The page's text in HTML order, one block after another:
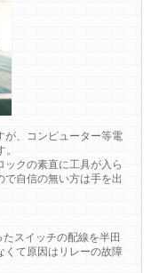
が、コンピューター等電
クの素直に工具が入ら
自信の無い方は手を出
スイッチの配線を半田
くて原因はリレーの故障